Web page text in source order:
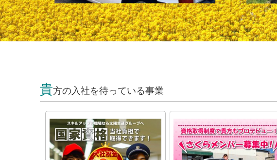
貴方の入社を待っている事業